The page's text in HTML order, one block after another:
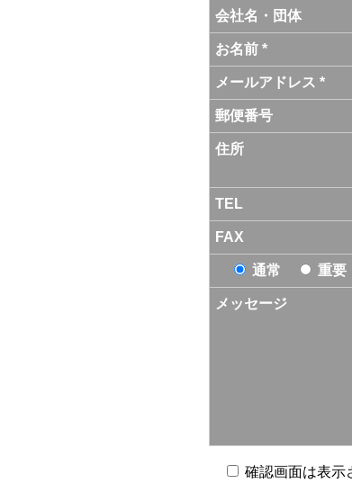
会社名・団体
お名前 *
メールアドレス *
郵便番号
住所
TEL
FAX
通常 重要
メッセージ
確認画面は表示